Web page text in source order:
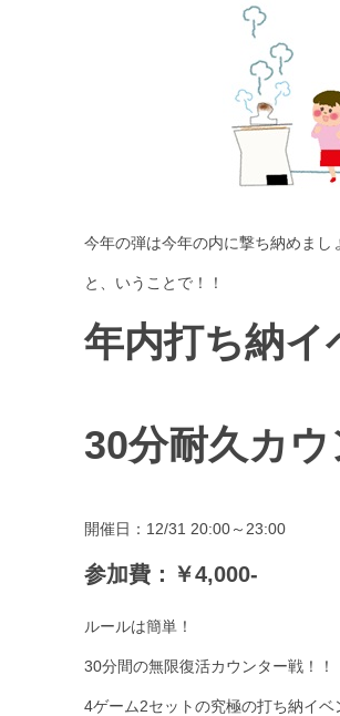
今年の弾は今年の内に撃ち納めまし
と、いうことで！！
年内打ち納イ
30分耐久カ
開催日：12/31 20:00～23:00
参加費：￥4,000-
ルールは簡単！
30分間の無限復活カウンター戦！！
4ゲーム2セットの究極の打ち納イベ